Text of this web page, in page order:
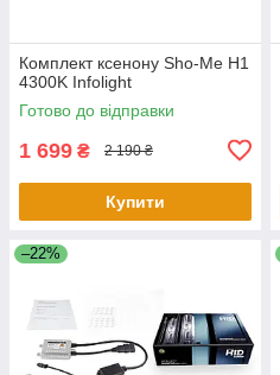
Комплект ксенону Sho-Me H1
4300K Infolight
Готово до відправки
1 699 ₴ 2 190 ₴
Купити
–22%